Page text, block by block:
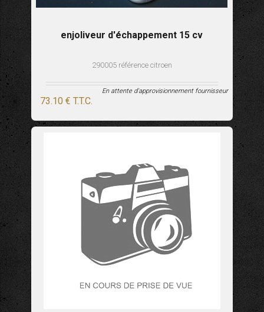
enjoliveur d'échappement 15 cv
290005 référence citroen
73.10 € T.T.C.
En attente d'approvisionnement fournisseur